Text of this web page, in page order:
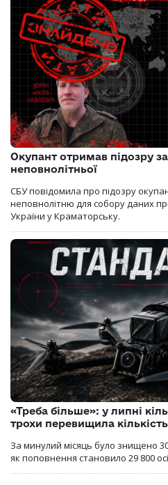
Окупант отримав підозру
неповнолітньої
СБУ повідомила про підозру
неповнолітню для собору даних
України у Краматорську.
«Треба більше»: у липні
трохи перевищила
За минулий місяць було знищено 30
як поповнення становило 29 800